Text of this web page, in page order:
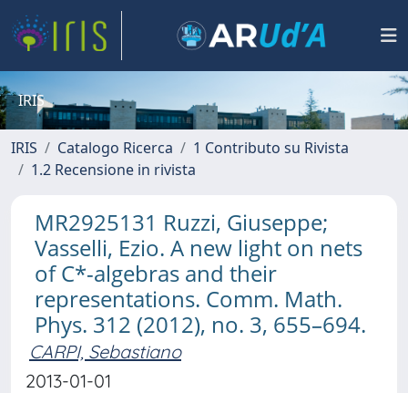
IRIS
IRIS Catalogo Ricerca
1 Contributo su Rivista
1.2 Recensione in rivista
MR2925131 Ruzzi, Giuseppe;
Vasselli, Ezio. A new light on nets
of C*-algebras and their
representations. Comm. Math.
Phys. 312 (2012), no. 3, 655–694.
CARPI, Sebastiano
2013-01-01